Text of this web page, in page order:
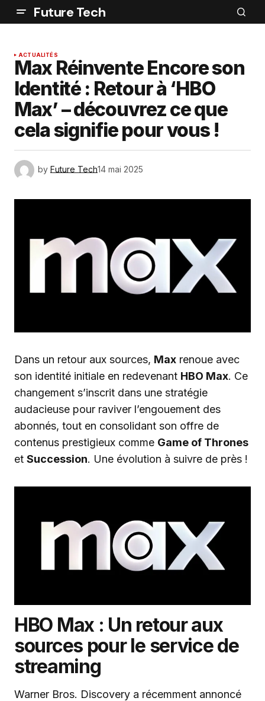
Future Tech
ACTUALITÉS
Max Réinvente Encore son
Identité : Retour à ‘HBO
Max’ – découvrez ce que
cela signifie pour vous !
by Future Tech14 mai 2025
Dans un retour aux sources, Max renoue avec
son identité initiale en redevenant HBO Max. Ce
changement s’inscrit dans une stratégie
audacieuse pour raviver l’engouement des
abonnés, tout en consolidant son offre de
contenus prestigieux comme Game of Thrones
et Succession. Une évolution à suivre de près !
HBO Max : Un retour aux
sources pour le service de
streaming
Warner Bros. Discovery a récemment annoncé